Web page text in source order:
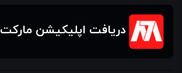
دریافت اپلیکیشن مارکت7